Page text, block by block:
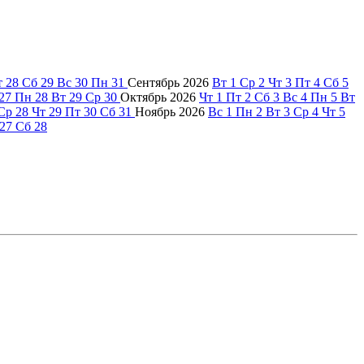
28 Сб 29 Вс 30 Пн 31 Сентябрь 2026 Вт 1 Ср 2 Чт 3 Пт 4 Сб 5
27 Пн 28 Вт 29 Ср 30 Октябрь 2026 Чт 1 Пт 2 Сб 3 Вс 4 Пн 5 Вт
28 Чт 29 Пт 30 Сб 31 Ноябрь 2026 Вс 1 Пн 2 Вт 3 Ср 4 Чт 5
27 Сб 28